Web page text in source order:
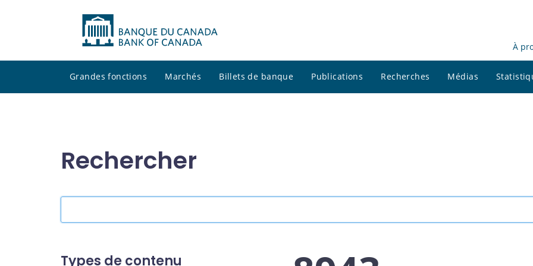
À
Grandes fonctions Marchés Billets de banque Publications Recherches Médias
Rechercher
site
Types de contenu